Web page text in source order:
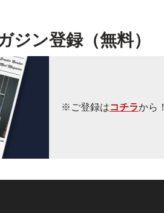
ジン登録（無料）
※ご登録はコチラから！